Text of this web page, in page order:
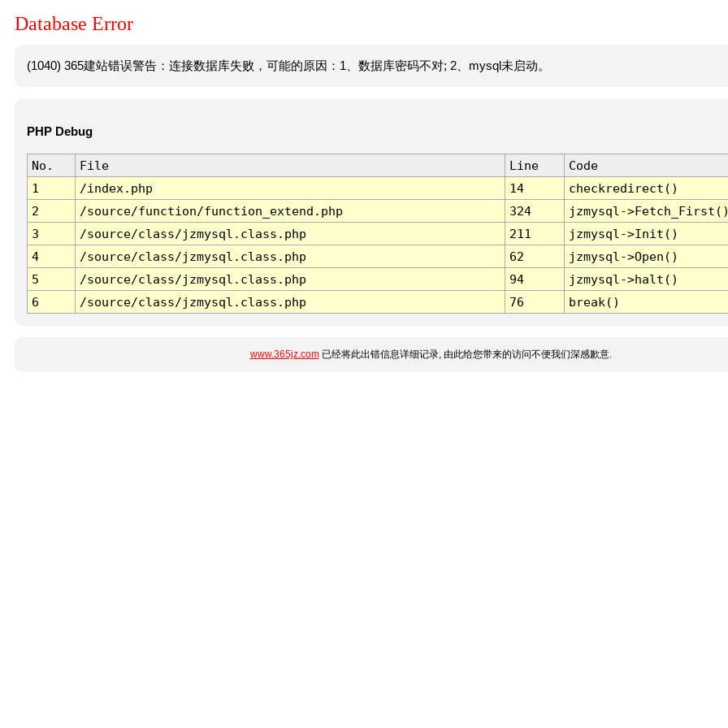
Database Error
(1040) 365建站错误警告：连接数据库失败，可能的原因：1、数据库密码不对; 2、mysql未启动。
PHP Debug
No. File Line
Code
1
/index.php 14
checkredirect()
2
/source/function/function_extend.php 324
jzmysql-
3
/source/class/jzmysql.class.php 211
jzmysql->Init()
4
/source/class/jzmysql.class.php 62
jzmysql->Open()
5
/source/class/jzmysql.class.php 94
jzmysql->halt()
6
/source/class/jzmysql.class.php 76 break()
www.365jz.com已经将此出错信息详细记录, 由此给您带来的访问不便我们深感歉意.